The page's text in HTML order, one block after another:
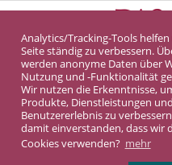
Analytics/Tracking-Tools helfen
Seite ständig zu verbessern.
werden anonyme Daten über
Nutzung und -Funktionalität
Wir nutzen die Erkenntnisse,
Produkte, Dienstleistungen
Benutzererlebnis zu
damit einverstanden, dass wir
Cookies verwenden? mehr
Denkmalimmobilie
DASINVEST Service